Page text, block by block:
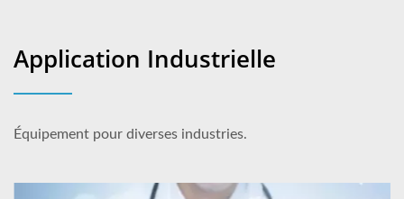
Application Industrielle
Équipement pour diverses industries.